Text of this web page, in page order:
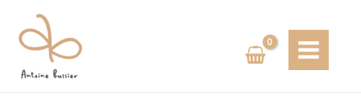
contenu
MENU
des
articles